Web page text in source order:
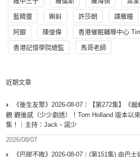
藍精靈 蝌蚪 許莎朗 譚雁瞳
阿銀 陳俊偉 香港催眠輔導中心
香港記憶學院總監 馬哥老師
近期文章
《後生友聚》2026-08-07︱【第272集】《
觀 觀後感（少少劇透）！Tom Holland 版本以
集！｜主持：Jack、諾少
2026/08/07
《巴膠不敗》2026-08-07︱(第151集) 由巴